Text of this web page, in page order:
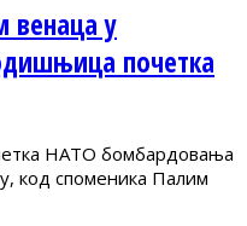
венаца у
почетка
НАТО бомбардовања
код споменика Палим